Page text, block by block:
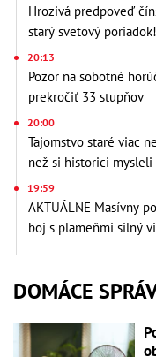
Hrozivá predpoveď
starý svetový
20:13
Pozor na sobotné
prekročiť 33 stupňov
20:00
Tajomstvo staré viac
než si historici mysleli
19:59
AKTUÁLNE Masívny
DOMÁCE